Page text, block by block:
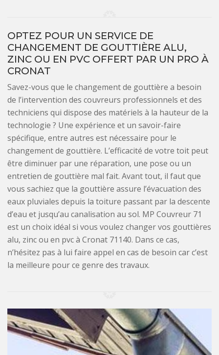
OPTEZ POUR UN SERVICE DE
CHANGEMENT DE GOUTTIÈRE ALU,
ZINC OU EN PVC OFFERT PAR UN PRO À
CRONAT
Savez-vous que le changement de gouttière a besoin
de l’intervention des couvreurs professionnels et des
techniciens qui dispose des matériels à la hauteur de la
technologie ? Une expérience et un savoir-faire
spécifique, entre autres est nécessaire pour le
changement de gouttière. L’efficacité de votre toit peut
être diminuer par une réparation, une pose ou un
entretien de gouttière mal fait. Avant tout, il faut que
vous sachiez que la gouttière assure l’évacuation des
eaux pluviales depuis la toiture passant par la descente
d’eau et jusqu’au canalisation au sol. MP Couvreur 71
est un choix idéal si vous voulez changer vos gouttières
alu, zinc ou en pvc à Cronat 71140. Dans ce cas,
n’hésitez pas à lui faire appel en cas de besoin car c’est
la meilleure pour ce genre des travaux.